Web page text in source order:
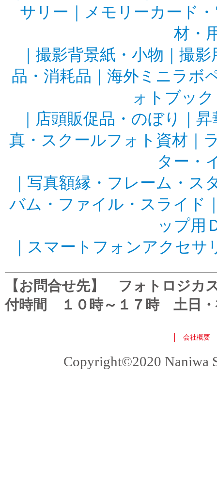
サリー
メモリーカード
材・
撮影背景紙・小物
撮影
品・消耗品
海外ミニラボ
ォトブッ
店頭販促品・のぼり
昇
真・スクールフォト資材
ター・
写真額縁・フレーム・ス
バム・ファイル・スライド
ップ用
スマートフォンアクセサ
【お問合せ先】 フォトロジ
付時間 １０時～１７時 土日・
会社概要
Copyright©2020 Naniwa